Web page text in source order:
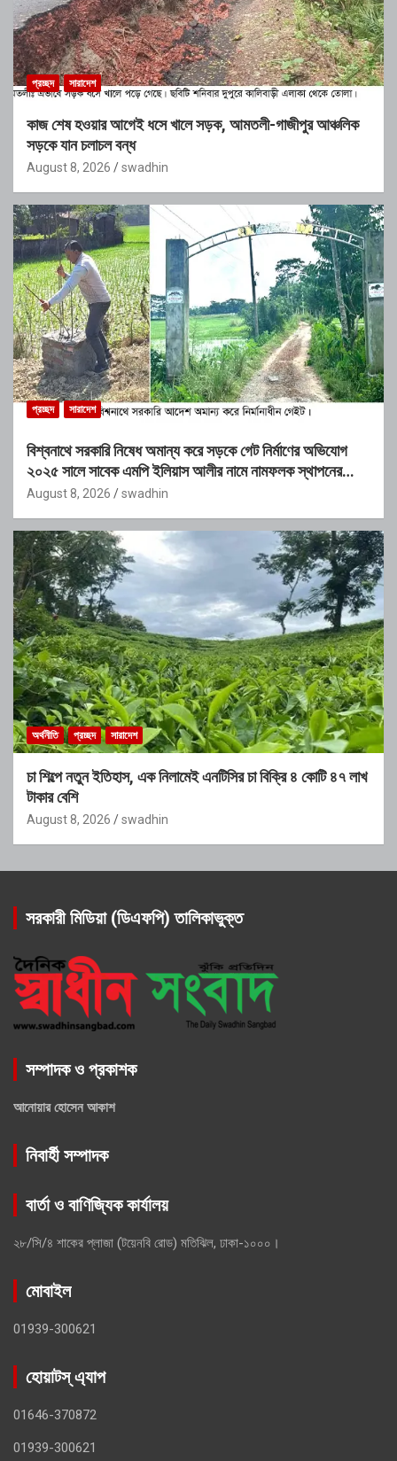
প্রচ্ছদ সারাদেশ
কাজ শেষ হওয়ার আগেই ধসে খালে সড়ক, আমতলী-গাজীপুর আঞ্চলিক
সড়কে যান চলাচল বন্ধ
August 8, 2026 swadhin
প্রচ্ছদ সারাদেশ
বিশ্বনাথে সরকারি নিষেধ অমান্য করে সড়কে গেট নির্মাণের অভিযোগ
২০২৫ সালে সাবেক এমপি ইলিয়াস আলীর নামে নামফলক স্থাপনের
অভিযোগ
August 8, 2026 swadhin
অর্থনীতি প্রচ্ছদ সারাদেশ
চা শিল্পে নতুন ইতিহাস, এক নিলামেই এনটিসির চা বিক্রি ৪ কোটি ৪৭ লাখ
টাকার বেশি
August 8, 2026 swadhin
সরকারী মিডিয়া (ডিএফপি) তালিকাভুক্ত
সম্পাদক ও প্রকাশক
আনোয়ার হোসেন আকাশ
নিবার্হী সম্পাদক
বার্তা ও বাণিজ্যিক কার্যালয়
২৮/সি/৪ শাকের প্লাজা (টয়েনবি রোড) মতিঝিল, ঢাকা-১০০০।
মোবাইল
01939-300621
হোয়াটস্ এ্যাপ
01646-370872
01939-300621